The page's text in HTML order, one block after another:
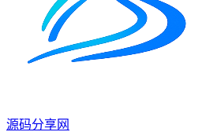
源码分享网